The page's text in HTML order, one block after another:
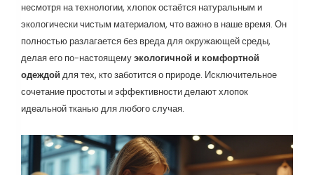
несмотря на технологии, хлопок остаётся натуральным и
экологически чистым материалом, что важно в наше время. Он
полностью разлагается без вреда для окружающей среды,
делая его по-настоящемуэкологичной и комфортной
одеждой для тех, кто заботится о природе. Исключительное
сочетание простоты и эффективности делают хлопок
идеальной тканью для любого случая.